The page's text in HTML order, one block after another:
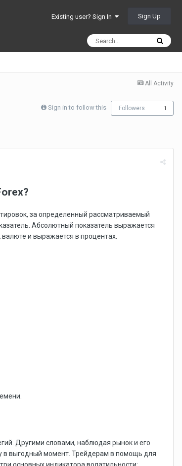
Existing user? Sign In Sign Up
All Activity
Sign in to follow this Followers 1
за определенный рассматриваемый
Абсолютный показатель выражается
и выражается в процентах.
Другими словами, наблюдая рынок и его
в выгодный момент. Трейдерам в помощь для